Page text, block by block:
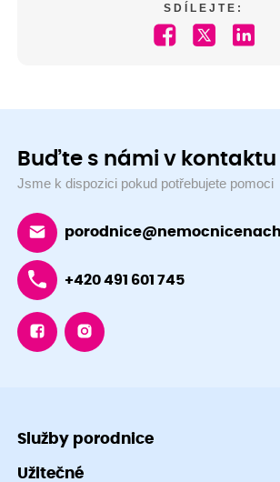
SDÍLEJTE:
Buďte s námi v kontaktu
Jsme k dispozici pokud potřebujete pomoci
+420 491 601 745
Služby porodnice
Užitečné